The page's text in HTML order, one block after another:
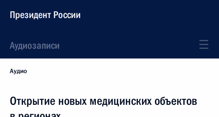
Президент России
Аудиозаписи
Аудио
Открытие новых медицинских объектов